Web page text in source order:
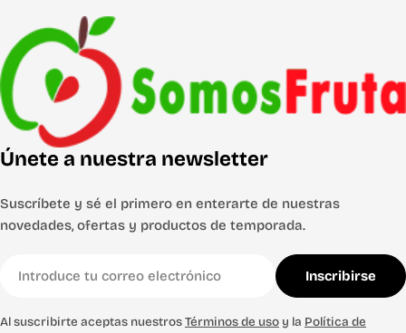
Únete a nuestra newsletter
Suscríbete y sé el primero en enterarte de nuestras
novedades, ofertas y productos de temporada.
electrónico
Inscribirse
Al suscribirte aceptas nuestrosTérminos de uso y la Política de